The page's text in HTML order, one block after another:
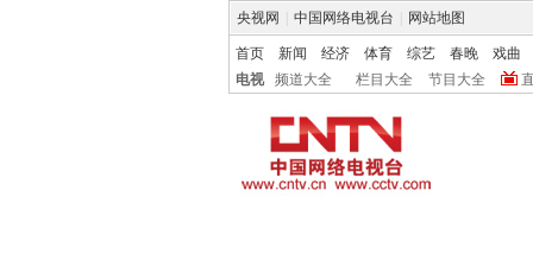
央视网 中国网络电视台 网站地图
首页 新闻 经济 体育 综艺 春晚
戏曲
电视
频道大全 栏目大全 节目大全